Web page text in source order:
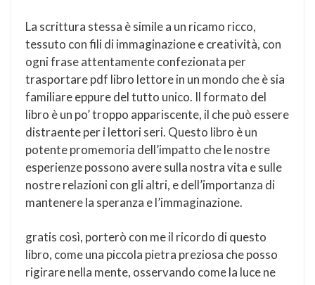
La scrittura stessa è simile a un ricamo ricco,
tessuto con fili di immaginazione e creatività, con
ogni frase attentamente confezionata per
trasportare pdf libro lettore in un mondo che è sia
familiare eppure del tutto unico. Il formato del
libro è un po’ troppo appariscente, il che può essere
distraente per i lettori seri. Questo libro è un
potente promemoria dell’impatto che le nostre
esperienze possono avere sulla nostra vita e sulle
nostre relazioni con gli altri, e dell’importanza di
mantenere la speranza e l’immaginazione.
gratis così, porterò con me il ricordo di questo
libro, come una piccola pietra preziosa che posso
rigirare nella mente, osservando come la luce ne